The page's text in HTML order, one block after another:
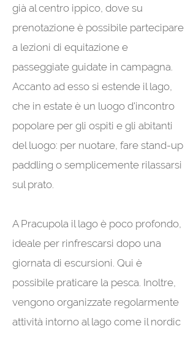
già al centro ippico, dove su
prenotazione è possibile partecipare
a lezioni di equitazione e
passeggiate guidate in campagna.
Accanto ad esso si estende il lago,
che in estate è un luogo d'incontro
popolare per gli ospiti e gli abitanti
del luogo: per nuotare, fare stand-up
paddling o semplicemente rilassarsi
sul prato.
A Pracupola il lago è poco profondo,
ideale per rinfrescarsi dopo una
giornata di escursioni. Qui è
possibile praticare la pesca. Inoltre,
vengono organizzate regolarmente
attività intorno al lago come il nordic